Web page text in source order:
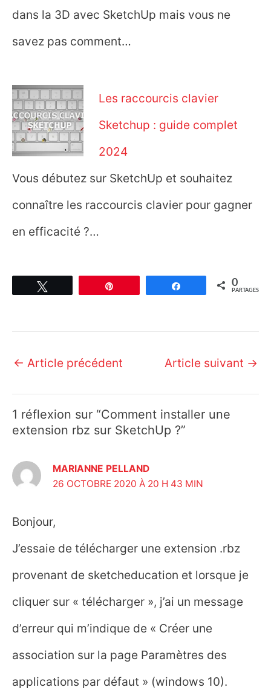
dans la 3D avec SketchUp mais vous ne
savez pas comment…
Les raccourcis clavier
Sketchup : guide complet
2024
Vous débutez sur SketchUp et souhaitez
connaître les raccourcis clavier pour gagner
en efficacité ?…
Partagez 0
PARTAGES
Navigation
articles
← Article précédent Article suivant →
1 réflexion sur “Comment installer une
extension rbz sur SketchUp ?”
MARIANNE PELLAND
26 OCTOBRE 2020 À 20 H 43 MIN
Bonjour,
J’essaie de télécharger une extension .rbz
provenant de sketcheducation et lorsque je
cliquer sur « télécharger », j’ai un message
d’erreur qui m’indique de « Créer une
association sur la page Paramètres des
applications par défaut » (windows 10).